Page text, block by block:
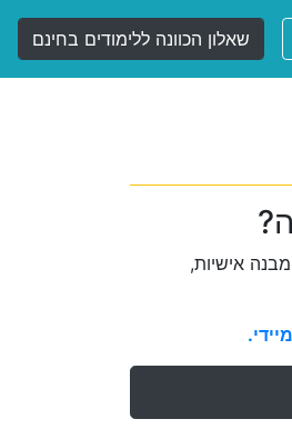
שאלון הכוונה ללימודים בחינם
אישיות,